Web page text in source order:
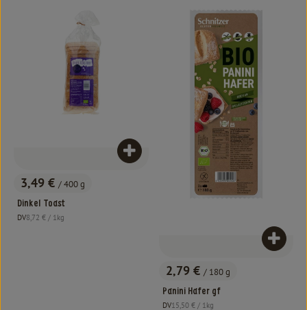
, Preis:
3,49 € / 400 g
Dinkel Toast
, Herkunft:
DV, Referenzpreis:
8,72 € / 1kg
Produkt zum Warenkorb hinzufügen
, Preis:
2,79 € / 180 g
Panini Hafer gf
DV, Referenzpreis:
15,50 € / 1kg